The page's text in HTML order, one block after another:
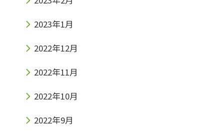
2023年1月
2022年12月
2022年11月
2022年10月
2022年9月